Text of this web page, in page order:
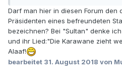
dem es alternativlos verboten
wiederholen.
Darf man hier in diesen Forum den
Präsidenten eines befreundeten
bezeichnen? Bei "Sultan" denke
und ihr Lied:"Die Karawane zieht
Alaaf!
bearbeitet 31. August 2018 von